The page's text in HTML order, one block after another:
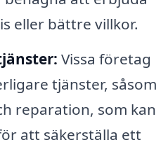
eller bättre villkor.
Vissa företag
tjänster, såsom
reparation, som kan
att säkerställa ett